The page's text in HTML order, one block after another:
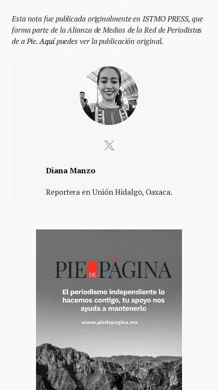
Esta nota fue publicada originalmente en ISTMO PRESS, que
forma parte de la Alianza de Medios de la Red de Periodistas
de a Pie.Aquípuedes ver la publicación original.
Diana Manzo
Reportera en Unión Hidalgo, Oaxaca.